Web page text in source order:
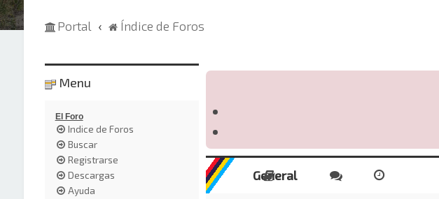
Portal Índice de Foros
General
Menu
El Foro
Indice de Foros
Buscar
Registrarse
Descargas
Ayuda